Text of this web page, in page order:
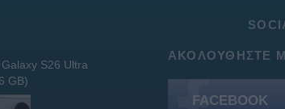
S26 Ultra
GB)
ΑΚΟΛΟΥΘΉΣΤΕ
FACEBOOK